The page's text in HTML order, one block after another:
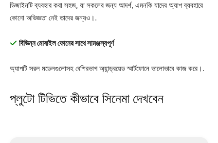
ডিজাইনটি ব্যবহার করা সহজ, যা সকলের জন্য আদর্শ, এমনকি যাদের অ্যাপ ব্যবহারে
কোনো অভিজ্ঞতা নেই তাদের জন্যও।.
বিভিন্ন মোবাইল ফোনের সাথে সামঞ্জস্যপূর্ণ
অ্যাপটি সরল মডেলগুলোসহ বেশিরভাগ অ্যান্ড্রয়েড স্মার্টফোনে ভালোভাবে কাজ করে।.
প্লুটো টিভিতে কীভাবে সিনেমা দেখবেন